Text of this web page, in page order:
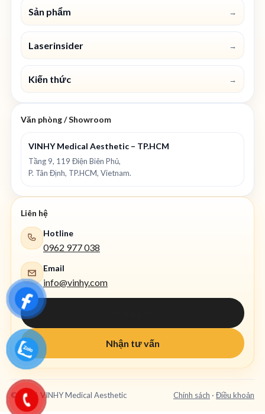
Sản phẩm →
Laserinsider →
Kiến thức →
Văn phòng / Showroom
VINHY Medical Aesthetic – TP.HCM
Tầng 9, 119 Điện Biên Phủ,
P. Tân Định, TP.HCM, Vietnam.
Liên hệ
Hotline
0962 977 038
Email
info@vinhy.com
Nhận tư vấn
© 2026VINHY Medical Aesthetic Chính sách · Điều khoản